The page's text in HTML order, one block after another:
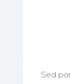
Sed